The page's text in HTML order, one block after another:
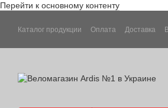
Перейти к основному контенту
Каталог продукции Оплата Доставка